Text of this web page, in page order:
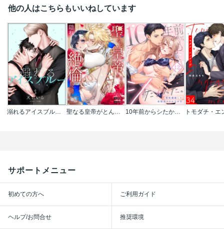
他の人はこちらもいいねしています
溺れるアイスブルー(分冊版) 聖なる皇帝がとんだ隠れ絶倫だった件【単話】 10年前からシたかった。～理性爆散した幼馴染のわからせＨ
サポートメニュー
初めての方へ ご利用ガイド
ヘルプ/お問合せ 推奨環境